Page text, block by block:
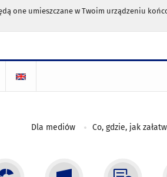
one umieszczane w Twoim urządzeniu
Dla mediów Co, gdzie, jak